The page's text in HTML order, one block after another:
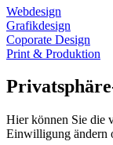
Webdesign
Grafikdesign
Coporate Design
Print & Produktion
Hier können Sie die
Einwilligung ändern